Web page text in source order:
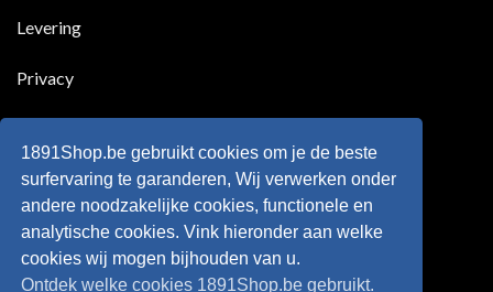
tegen
Haaland,
Europese
Levering
Privacy
Retourneren
Algemene voorwaarden
1891Shop.be gebruikt cookies om je de beste
surfervaring te garanderen, Wij verwerken onder
andere noodzakelijke cookies, functionele en
analytische cookies. Vink hieronder aan welke
cookies wij mogen bijhouden van u.
Ontdek welke cookies 1891Shop.be gebruikt.